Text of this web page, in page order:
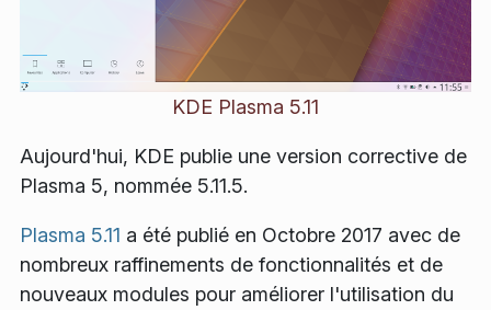
KDE Plasma 5.11
Aujourd'hui, KDE publie une version corrective de
Plasma 5, nommée 5.11.5.
Plasma 5.11 a été publié en Octobre 2017 avec de
nombreux raffinements de fonctionnalités et de
nouveaux modules pour améliorer l'utilisation du